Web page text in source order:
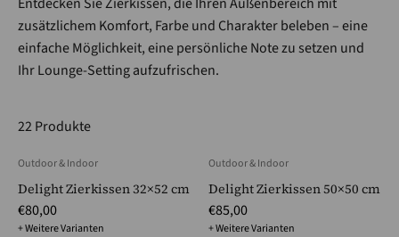
Entdecken Sie Zierkissen, die Ihren Außenbereich mit
zusätzlichem Komfort, Farbe und Charakter beleben – eine
einfache Möglichkeit, eine persönliche Note zu setzen und
Ihr Lounge-Setting aufzufrischen.
22 Produkte
Outdoor & Indoor
Delight Zierkissen 32×52 cm
€80,00
+ Weitere Varianten
Outdoor & Indoor
Delight Zierkissen 50×50 cm
€85,00
+ Weitere Varianten